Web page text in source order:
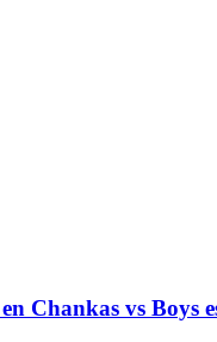
Chankas vs Boys